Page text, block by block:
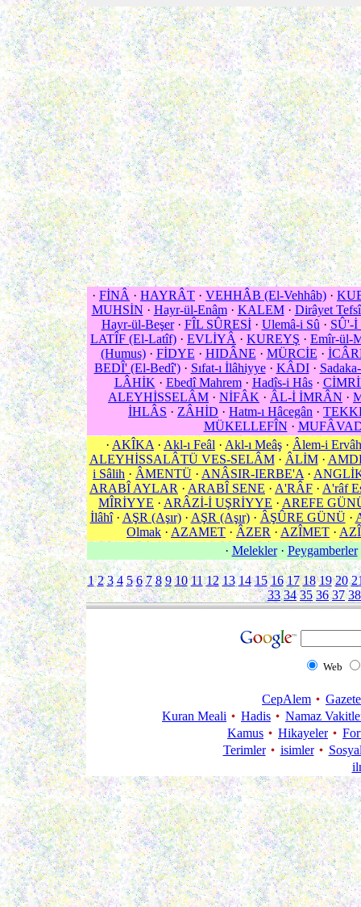
· FİNÂ · HAYRÂT · VEHHÂB (El-Vehhâb) ·
MUHSİN · Hayr-ül-Enâm· KALEM· Dirâyet
Hayr-ül-Beşer· FÎL SÛRESİ· Ulemâ-i Sû · SÛ'-İ
LATÎF (El-Latîf) · EVLİYÂ · KUREYŞ · Emîr-ül-
(Humus)· FİDYE · HIDÂNE · MÜRCİE ·
BEDÎ' (El-Bedî')· Sıfat-ı İlâhiyye· KÂDI·
LÂHİK · Ebedî Mahrem· Hadîs-i Hâs·
ALEYHİSSELÂM · NİFÂK · ÂL-İ İMRÂN ·
İHLÂS · ZÂHİD · Hatm-ı Hâcegân ·
MÜKELLEFÎN ·
· AKÎKA · Akl-ı Feâl · Akl-ı Meâş · Âlem-i Ervâh
ALEYHİSSALÂTÜ VES-SELÂM· ÂLİM·
i Sâlih · ÂMENTÜ · ANÂSIR-IERBE'A ·
ARABÎ AYLAR · ARABÎ SENE · A'RÂF · A'râf
MÎRİYYE · ARÂZİ-İ UŞRİYYE · AREFE
İlâhî· AŞR (Aşır)· AŞR (Aşır)· ÂŞÛRE GÜNÜ·
Olmak · AZAMET · ÂZER · AZÎMET ·
· Melekler· Peygamberler
1 2 3 4 5 6 7 8 9 10 11 12 13 14 15 16 17 18 19 20
33 34 35 36 37 38
Web
CepAlem
Kuran Meali
Hadis
Namaz
Kamus
Hikayeler
Terimler
isimler